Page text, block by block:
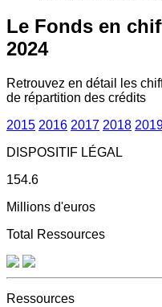
Le Fonds en
2024
Retrouvez en détail les
de répartition des crédits
2015 2016 2017 2018
DISPOSITIF LÉGAL
154.6
Millions d'euros
Total Ressources
Ressources